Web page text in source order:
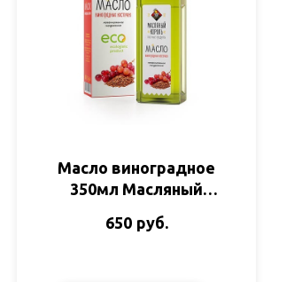
Масло виноградное
350мл Масляный
650 руб.